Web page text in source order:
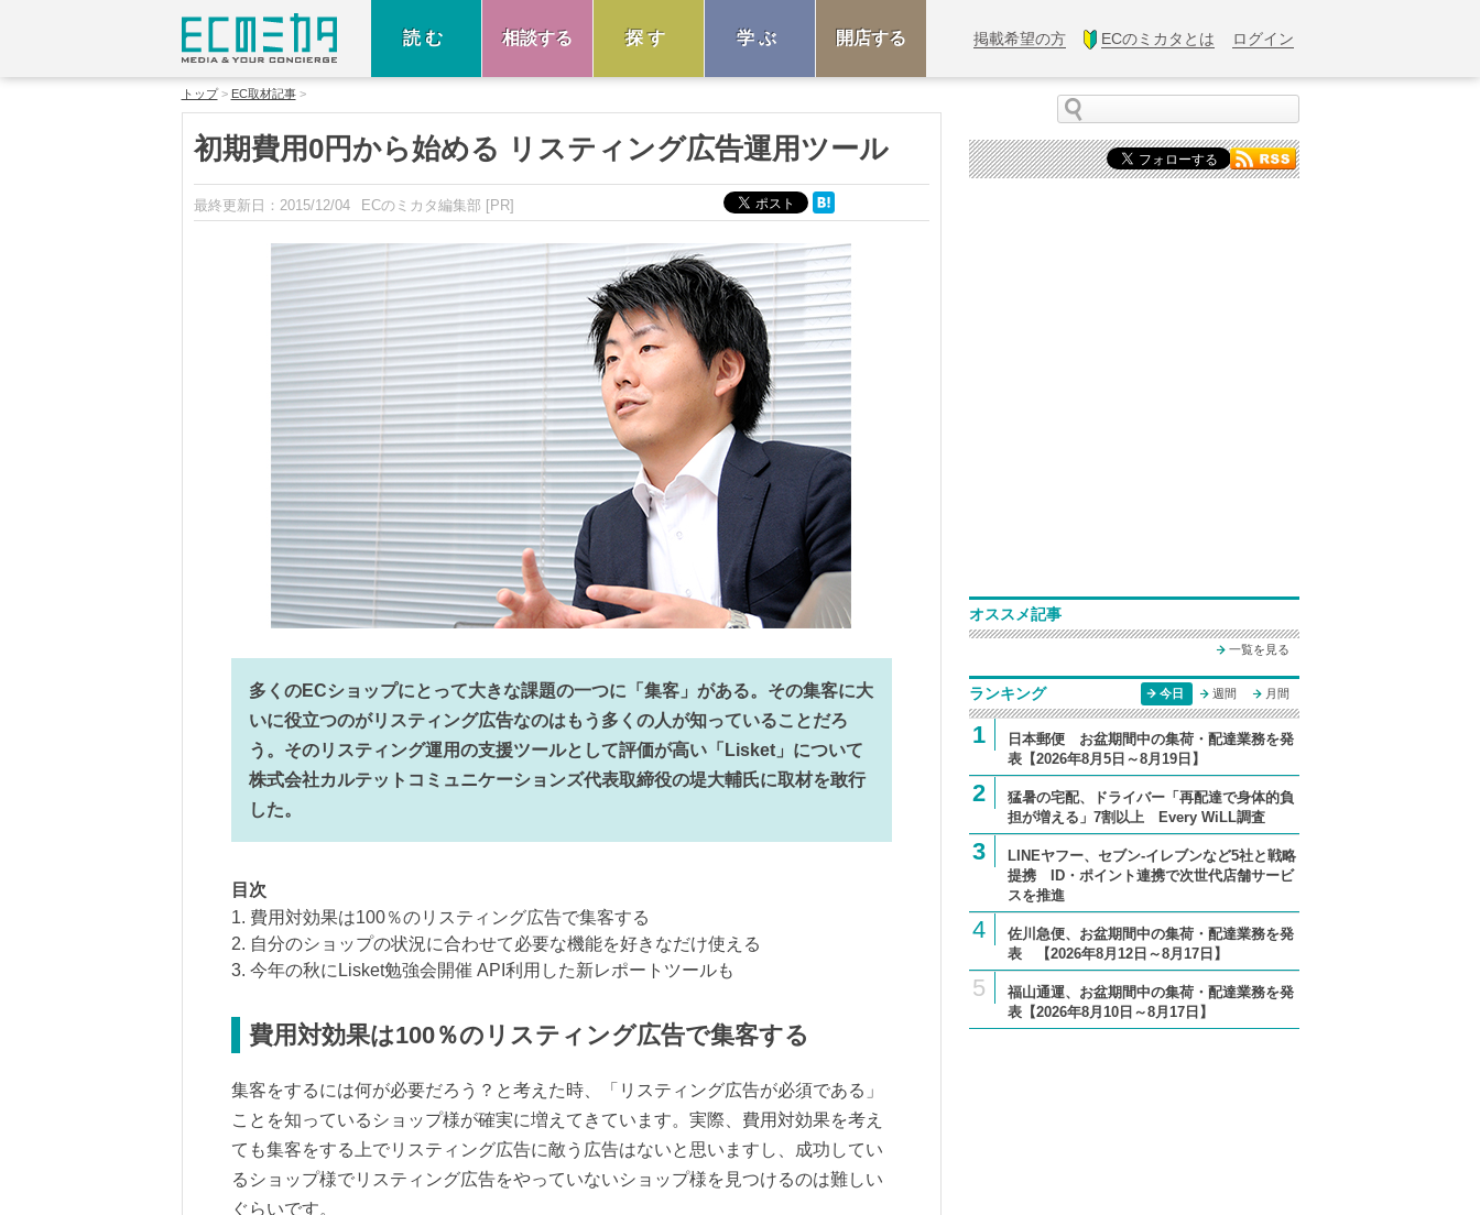
読む 相談する 探す 学ぶ 開店する 掲載希望の方 ECのミカタとは ログイン
トップ EC取材記事
初期費用0円から始める リスティング広告運用ツール
最終更新日： 2015/12/04 ECのミカタ編集部 [PR]
多くのECショップにとって大きな課題の一つに「集客」がある。その集客に大
いに役立つのがリスティング広告なのはもう多くの人が知っていることだろ
う。そのリスティング運用の支援ツールとして評価が高い「Lisket」について
株式会社カルテットコミュニケーションズ代表取締役の堤大輔氏に取材を敢行
した。
目次
1. 費用対効果は100％のリスティング広告で集客する
2. 自分のショップの状況に合わせて必要な機能を好きなだけ使える
3. 今年の秋にLisket勉強会開催 API利用した新レポートツールも
費用対効果は100％のリスティング広告で集客する
集客をするには何が必要だろう？と考えた時、「リスティング広告が必須である」
ことを知っているショップ様が確実に増えてきています。実際、費用対効果を考え
ても集客をする上でリスティング広告に敵う広告はないと思いますし、成功してい
るショップ様でリスティング広告をやっていないショップ様を見つけるのは難しい
ぐらいです。
オススメ記事
一覧を見る
ランキング 今日 週間 月間
1
日本郵便 お盆期間中の集荷・配達業務を発
表【2026年8月5日～8月19日】
2
猛暑の宅配、ドライバー「再配達で身体的負
担が増える」7割以上 Every WiLL調査
3
LINEヤフー、セブン-イレブンなど5社と戦略
提携 ID・ポイント連携で次世代店舗サービ
スを推進
4
佐川急便、お盆期間中の集荷・配達業務を発
表 【2026年8月12日～8月17日】
5
福山通運、お盆期間中の集荷・配達業務を発
表【2026年8月10日～8月17日】